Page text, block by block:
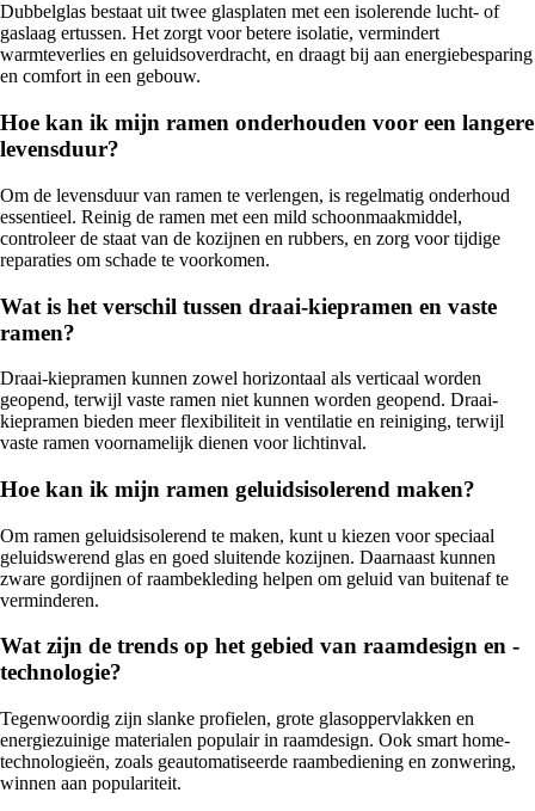
Dubbelglas bestaat uit twee glasplaten met een isolerende lucht- of
gaslaag ertussen. Het zorgt voor betere isolatie, vermindert
warmteverlies en geluidsoverdracht, en draagt bij aan energiebesparing
en comfort in een gebouw.
Hoe kan ik mijn ramen onderhouden voor een langere
levensduur?
Om de levensduur van ramen te verlengen, is regelmatig onderhoud
essentieel. Reinig de ramen met een mild schoonmaakmiddel,
controleer de staat van de kozijnen en rubbers, en zorg voor tijdige
reparaties om schade te voorkomen.
Wat is het verschil tussen draai-kiepramen en vaste
ramen?
Draai-kiepramen kunnen zowel horizontaal als verticaal worden
geopend, terwijl vaste ramen niet kunnen worden geopend. Draai-
kiepramen bieden meer flexibiliteit in ventilatie en reiniging, terwijl
vaste ramen voornamelijk dienen voor lichtinval.
Hoe kan ik mijn ramen geluidsisolerend maken?
Om ramen geluidsisolerend te maken, kunt u kiezen voor speciaal
geluidswerend glas en goed sluitende kozijnen. Daarnaast kunnen
zware gordijnen of raambekleding helpen om geluid van buitenaf te
verminderen.
Wat zijn de trends op het gebied van raamdesign en -
technologie?
Tegenwoordig zijn slanke profielen, grote glasoppervlakken en
energiezuinige materialen populair in raamdesign. Ook smart home-
technologieën, zoals geautomatiseerde raambediening en zonwering,
winnen aan populariteit.